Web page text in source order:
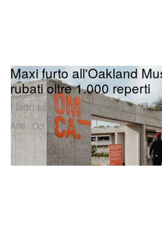
Arte
Maxi furto all'Oakland
rubati oltre 1.000 reperti
I ladri sono ancora in fuga.
Oct 30, 2025